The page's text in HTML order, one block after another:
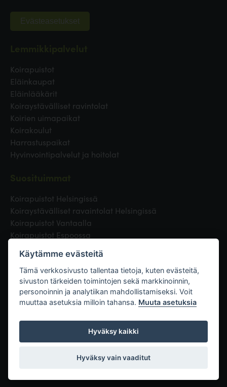
Evästeasetukset
Koirapuistot
Eläinkaupat
Eläinlääkärit
Koiraystävälliset ravintolat
Koirien uimapaikat
Koirakoulut
Harrastuspaikat
Hyvinvointipalvelut ja hoitolat
Koirapuistot Helsingissä
Koiraystävälliset ravaintolat Helsingissä
Koirapuistot Vantaalla
Koirapuistot Espoossa
Eläinlääkäri Helsingissä
Koirapuistot Tampereella
Linkit
Käytämme evästeitä
Tämä verkkosivusto tallentaa tietoja, kuten evästeitä,
sivuston tärkeiden toimintojen sekä markkinoinnin,
personoinnin ja analytiikan mahdollistamiseksi. Voit
muuttaa asetuksia milloin tahansa. Muuta asetuksia
Hyväksy kaikki
Hyväksy vain vaaditut